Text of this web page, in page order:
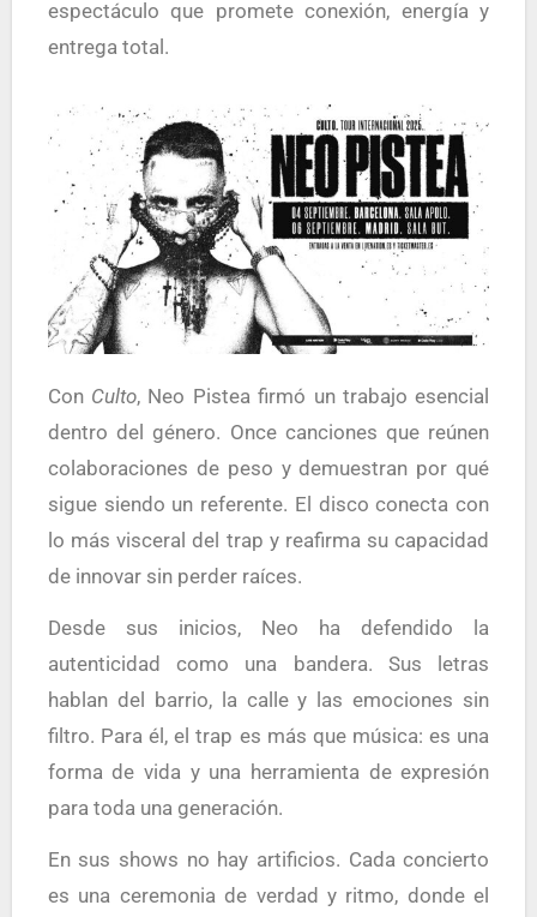
espectáculo que promete conexión, energía y
entrega total.
Con Culto, Neo Pistea firmó un trabajo esencial
dentro del género. Once canciones que reúnen
colaboraciones de peso y demuestran por qué
sigue siendo un referente. El disco conecta con
lo más visceral del trap y reafirma su capacidad
de innovar sin perder raíces.
Desde sus inicios, Neo ha defendido la
autenticidad como una bandera. Sus letras
hablan del barrio, la calle y las emociones sin
filtro. Para él, el trap es más que música: es una
forma de vida y una herramienta de expresión
para toda una generación.
En sus shows no hay artificios. Cada concierto
es una ceremonia de verdad y ritmo, donde el